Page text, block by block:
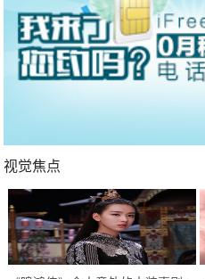
视觉焦点